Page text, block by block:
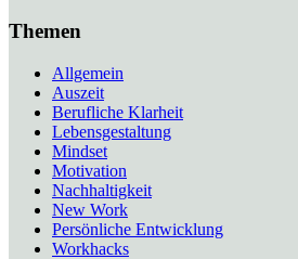
Themen
Allgemein
Auszeit
Berufliche Klarheit
Lebensgestaltung
Mindset
Motivation
Nachhaltigkeit
New Work
Persönliche Entwicklung
Workhacks